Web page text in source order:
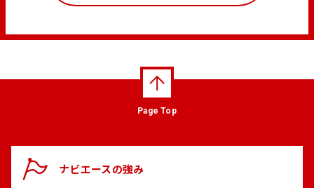
Page Top
ナビエースの強み